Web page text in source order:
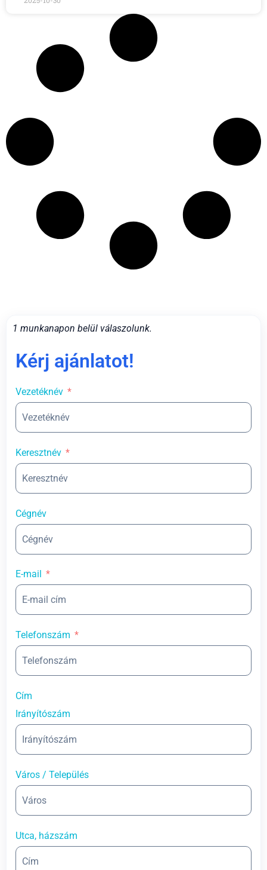
1 munkanapon belül válaszolunk.
Kérj ajánlatot!
Vezetéknév
Keresztnév
Cégnév
E-mail
Telefonszám
Cím
Irányítószám
Város / Település
Utca, házszám